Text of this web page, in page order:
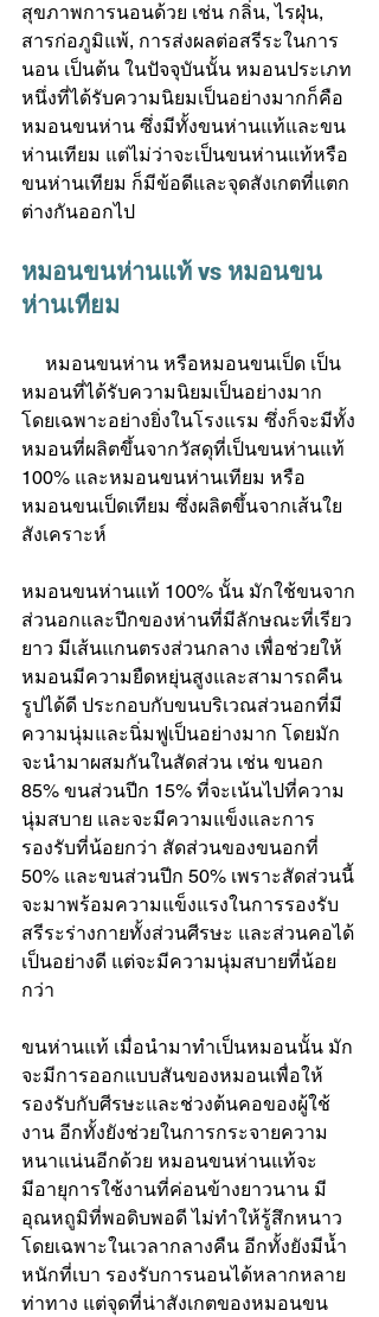
สุขภาพการนอนด้วย เช่น กลิ่น, ไรฝุ่น,
สารก่อภูมิแพ้, การส่งผลต่อสรีระในการ
นอน เป็นต้น ในปัจจุบันนั้น หมอนประเภท
หนึ่งที่ได้รับความนิยมเป็นอย่างมากก็คือ
หมอนขนห่าน ซึ่งมีทั้งขนห่านแท้และขน
ห่านเทียม แต่ไม่ว่าจะเป็นขนห่านแท้หรือ
ขนห่านเทียม ก็มีข้อดีและจุดสังเกตที่แตก
ต่างกันออกไป
หมอนขนห่านแท้ vs หมอนขน
ห่านเทียม
หมอนที่ได้รับความนิยมเป็นอย่างมาก
โดยเฉพาะอย่างยิ่งในโรงแรม ซึ่งก็จะมีทั้ง
หมอนที่ผลิตขึ้นจากวัสดุที่เป็นขนห่านแท้
100% และหมอนขนห่านเทียม หรือ
หมอนขนเป็ดเทียม ซึ่งผลิตขึ้นจากเส้นใย
สังเคราะห์
หมอนขนห่านแท้ 100% นั้น มักใช้ขนจาก
ส่วนอกและปีกของห่านที่มีลักษณะที่เรียว
ยาว มีเส้นแกนตรงส่วนกลาง เพื่อช่วยให้
หมอนมีความยืดหยุ่นสูงและสามารถคืน
รูปได้ดี ประกอบกับขนบริเวณส่วนอกที่มี
ความนุ่มและนิ่มฟูเป็นอย่างมาก โดยมัก
จะนำมาผสมกันในสัดส่วน เช่น ขนอก
85% ขนส่วนปีก 15% ที่จะเน้นไปที่ความ
นุ่มสบาย และจะมีความแข็งและการ
รองรับที่น้อยกว่า สัดส่วนของขนอกที่
50% และขนส่วนปีก 50% เพราะสัดส่วนนี้
จะมาพร้อมความแข็งแรงในการรองรับ
สรีระร่างกายทั้งส่วนศีรษะ และส่วนคอได้
เป็นอย่างดี แต่จะมีความนุ่มสบายที่น้อย
กว่า
ขนห่านแท้ เมื่อนำมาทำเป็นหมอนนั้น มัก
จะมีการออกแบบสันของหมอนเพื่อให้
รองรับกับศีรษะและช่วงต้นคอของผู้ใช้
งาน อีกทั้งยังช่วยในการกระจายความ
หนาแน่นอีกด้วย หมอนขนห่านแท้จะ
มีอายุการใช้งานที่ค่อนข้างยาวนาน มี
อุณหถูมิที่พอดิบพอดี ไม่ทำให้รู้สึกหนาว
โดยเฉพาะในเวลากลางคืน อีกทั้งยังมีน้ำ
หนักที่เบา รองรับการนอนได้หลากหลาย
ท่าทาง แต่จุดที่น่าสังเกตของหมอนขน